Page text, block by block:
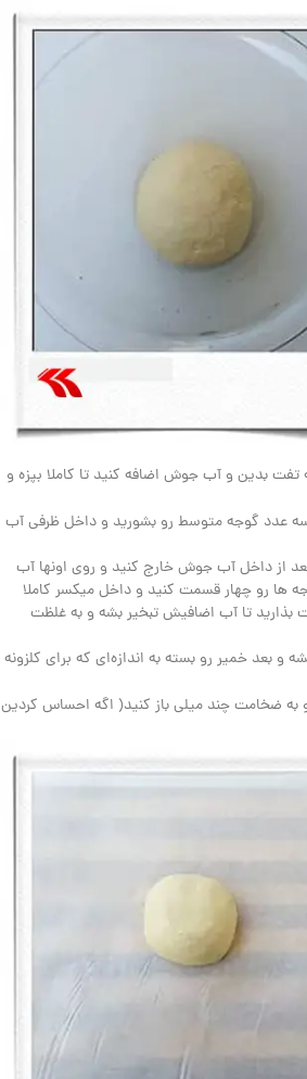
تفت بدین و آب جوش اضافه کنید تا کاملا بپزه و
سه عدد گوجه متوسط رو بشورید و داخل ظرفی آب
از داخل آب جوش خارج کنید و روی اونها آب
ها رو چهار قسمت کنید و داخل میکسر کاملا
بذارید تا آب اضافیش تبخیر بشه و به غلظت
و بعد خمیر رو بسته به اندازه‌ای که برای کلزونه
ضخامت چند میلی باز کنید( اگه احساس کردین